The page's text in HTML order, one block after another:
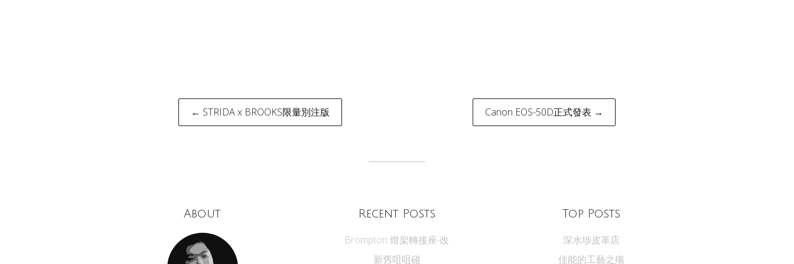
Post
← STRIDA x BROOKS限量別注版 Canon EOS-50D正式發表 →
About Recent Posts
Brompton 燈架轉接座‧改
新舊咀咀碰
Top Posts
深水埗皮革店
佳能的工藝之殤